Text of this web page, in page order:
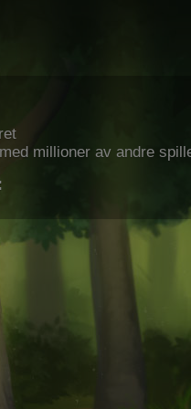
millioner av andre